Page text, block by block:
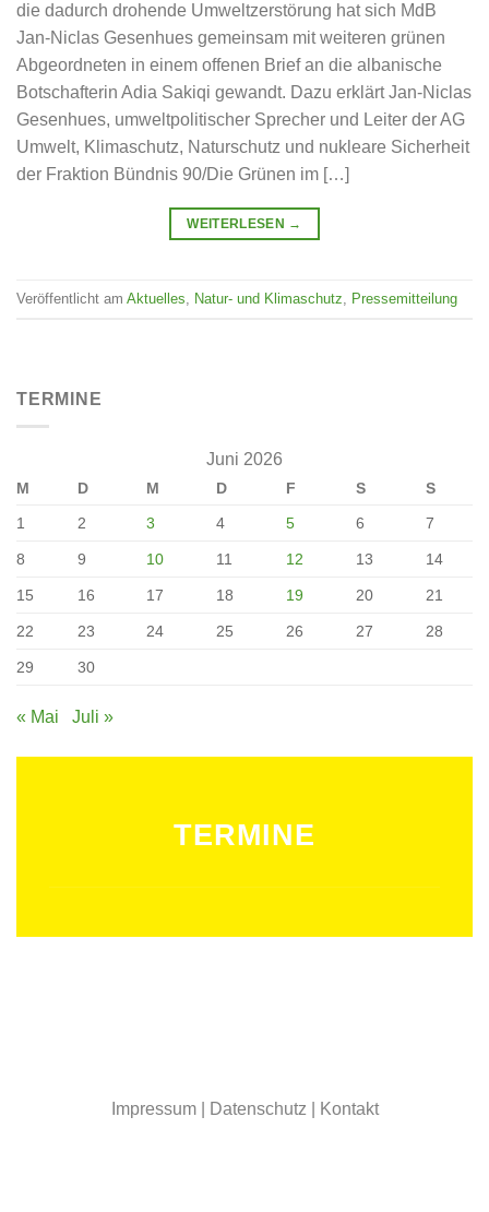
die dadurch drohende Umweltzerstörung hat sich MdB
Jan-Niclas Gesenhues gemeinsam mit weiteren grünen
Abgeordneten in einem offenen Brief an die albanische
Botschafterin Adia Sakiqi gewandt. Dazu erklärt Jan-Niclas
Gesenhues, umweltpolitischer Sprecher und Leiter der AG
Umwelt, Klimaschutz, Naturschutz und nukleare Sicherheit
der Fraktion Bündnis 90/Die Grünen im […]
WEITERLESEN →
Veröffentlicht am Aktuelles Natur- und Klimaschutz Pressemitteilung
TERMINE
Juni 2026
M D M D F S
S
1
2 3 4 5 6 7
8 9 10 11 12 13 14
15 16 17 18 19 20 21
22 23 24 25 26 27 28
29 30
« Mai Juli »
TERMINE
Impressum| Datenschutz Kontakt